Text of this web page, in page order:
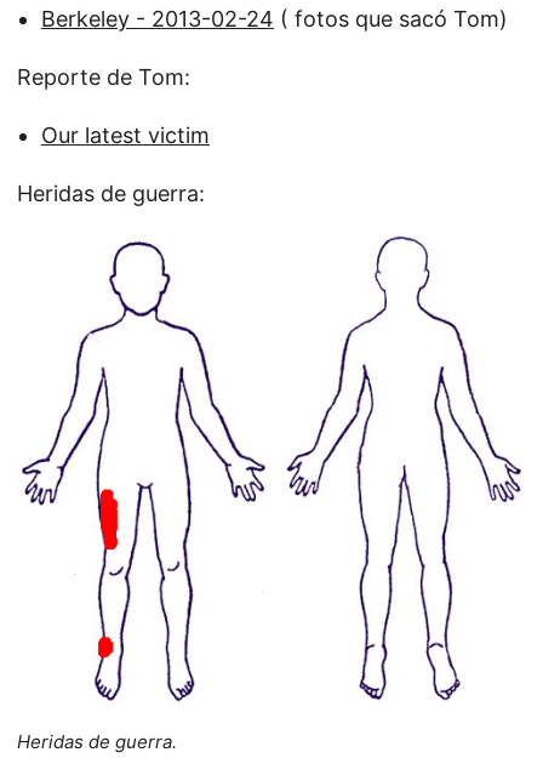
Berkeley - 2013-02-24 ( fotos que sacó Tom)
Reporte de Tom:
Our latest victim
Heridas de guerra:
Heridas de guerra.